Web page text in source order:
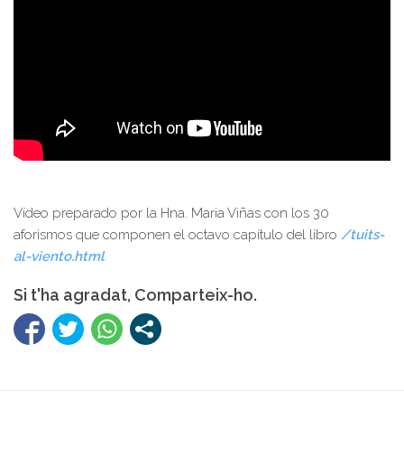
Vídeo preparado por la Hna. Maria Viñas con los 30
aforismos que componen el octavo capítulo del libro /tuits-
al-viento.html.
Si t'ha agradat, Comparteix-ho.